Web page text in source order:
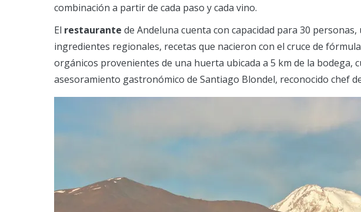
combinación a partir de cada paso y cada vino.
El restaurante de Andeluna cuenta con capacidad para 30
ingredientes regionales, recetas que nacieron con el cruce de
orgánicos provenientes de una huerta ubicada a 5 km de la bodega,
asesoramiento gastronómico de Santiago Blondel, reconocido chef